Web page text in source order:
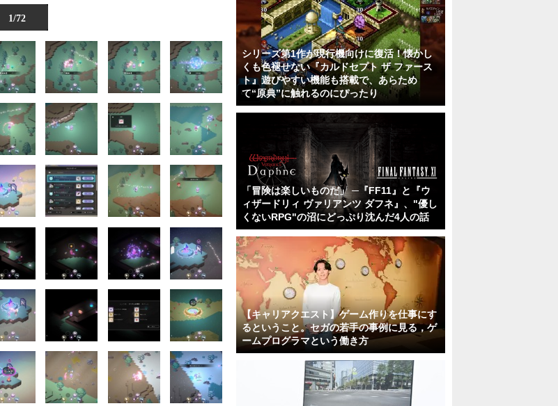
1/72
シリーズ第1作が現行機向けに復活！懐かし
くも色褪せない『カルドセプト ザ ファース
ト』遊びやすい機能も搭載で、あらため
て“原典”に触れるのにぴったり
「冒険は楽しいものだ」 ─『FF11』と『ウ
ィザードリィ ヴァリアンツ ダフネ』、"優し
くないRPG"の沼にどっぷり沈んだ4人の話
【キャリアクエスト】ゲーム作りを仕事にす
るということ。セガの若手の事例に見る，ゲ
ームプログラマという働き方